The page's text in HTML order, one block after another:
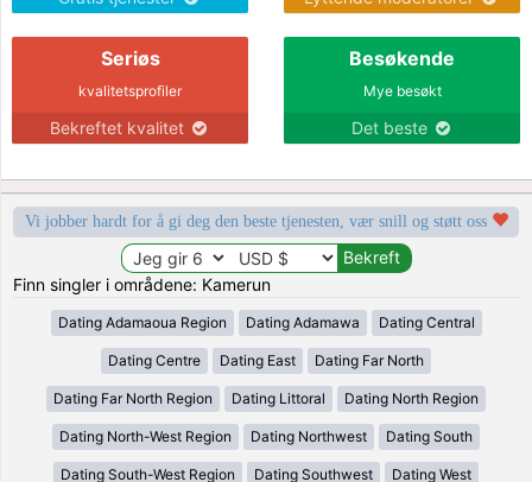
Seriøs
kvalitetsprofiler
Bekreftet kvalitet
Besøkende
Mye besøkt
Det beste
Vi jobber hardt for å gi deg den beste tjenesten, vær snill og støtt oss
Finn singler i områdene: Kamerun
Dating Adamaoua Region Dating Adamawa Dating Central
Dating Centre Dating East Dating Far North
Dating Far North Region Dating Littoral Dating North Region
Dating North-West Region Dating Northwest Dating South
Dating South-West Region Dating Southwest Dating West